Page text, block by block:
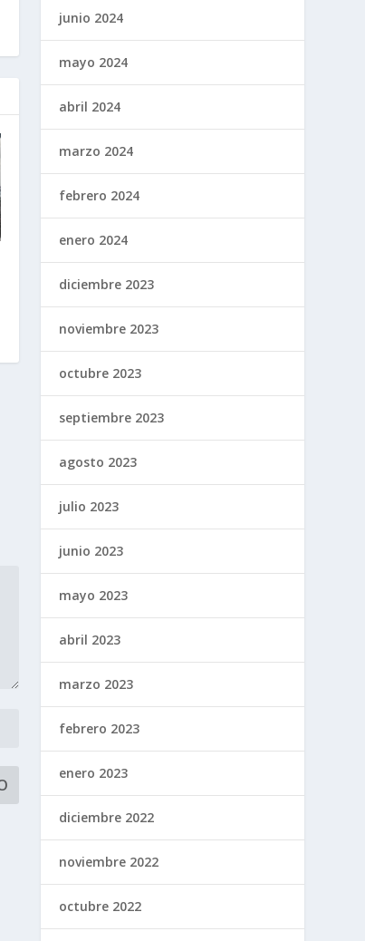
junio 2024
mayo 2024
abril 2024
marzo 2024
febrero 2024
enero 2024
diciembre 2023
noviembre 2023
octubre 2023
septiembre 2023
agosto 2023
julio 2023
junio 2023
mayo 2023
abril 2023
marzo 2023
febrero 2023
enero 2023
diciembre 2022
noviembre 2022
octubre 2022